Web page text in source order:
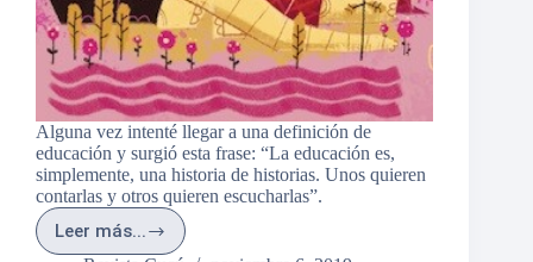
Alguna vez intenté llegar a una definición de
educación y surgió esta frase: “La educación es,
simplemente, una historia de historias. Unos quieren
contarlas y otros quieren escucharlas”.
Leer más...
Mi